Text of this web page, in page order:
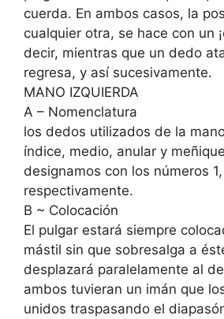
cuerda. En ambos casos, la
cualquier otra, se hace con un
decir, mientras que un dedo
regresa, y así sucesivamente.
MANO IZQUIERDA
A – Nomenclatura
los dedos utilizados de la
índice, medio, anular y
designamos con los números
respectivamente.
B ~ Colocación
El pulgar estará siempre
mástil sin que sobresalga a
desplazará paralelamente al
ambos tuvieran un imán que
unidos traspasando el